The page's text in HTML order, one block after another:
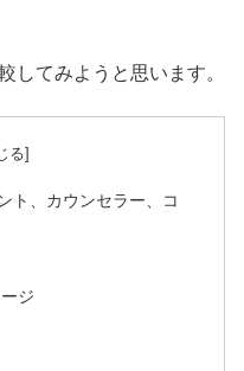
してみようと思います。
ト、カウンセラー、コ
ジ